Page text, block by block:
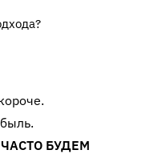
БУДЕМ